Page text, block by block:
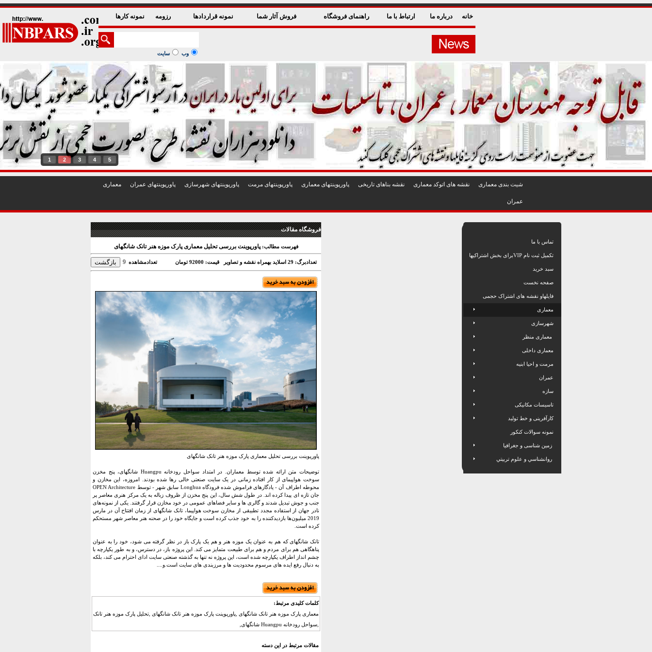
خانه درباره ما ارتباط با ما راهنمای فروشگاه فروش آثار شما نمونه قراردادها رزومه نمونه کارها
وب سایت
1 2 3 4 5
شيت بندی معماری نقشه های اتوکد معماری نقشه بناهای تاريخی پاورپوينتهای معماری پاورپوينتهای مرمت پاورپوينتهای شهرسازی پاورپوينتهای عمران معماری
عمران
فروشگاه مقالات
فهرست مطالب: پاورپوینت بررسی تحلیل معماری پارک موزه هنر تانک شانگهای
تعدادبرگ: 29 اسلاید بهمراه نقشه و تصاویر قیمت: 92000 تومان تعدادمشاهده 9
پاورپوینت بررسی تحلیل معماری پارک موزه هنر تانک شانگهای
توضیحات متن ارائه شده توسط معماران. در امتداد سواحل رودخانه Huangpu شانگهای، پنج مخزن
سوخت هواپیمای از کار افتاده زمانی در یک سایت صنعتی خالی رها شده بودند. امروزه، این مخازن و
محوطه اطراف آن - یادگارهای فراموش شده فرودگاه Longhua سابق شهر - توسط OPEN Architecture
جان تازه ای پیدا کرده اند. در طول شش سال، این پنج مخزن از ظروف زباله به یک مرکز هنری معاصر پر
جنب و جوش تبدیل شدند و گالری ها و سایر فضاهای عمومی در خود مخازن قرار گرفتند. یکی از نمونه‌های
نادر جهان از استفاده مجدد تطبیقی ​​از مخازن سوخت هواپیما، تانک شانگهای از زمان افتتاح آن در مارس
2019 میلیون‌ها بازدیدکننده را به خود جذب کرده است و جایگاه خود را در صحنه هنر معاصر شهر مستحکم
کرده است.
تانک شانگهای که هم به عنوان یک موزه هنر و هم یک پارک باز در نظر گرفته می شود، خود را به عنوان
پناهگاهی هم برای مردم و هم برای طبیعت متمایز می کند. این پروژه باز، در دسترس، و به طور یکپارچه با
چشم انداز اطراف یکپارچه شده است، این پروژه نه تنها به گذشته صنعتی سایت ادای احترام می کند، بلکه
به دنبال رفع ایده های مرسوم محدودیت ها و مرزبندی های سایت است.و....
کلمات کلیدی مرتبط:
معماری پارک موزه هنر تانک شانگهای ,پاورپوینت پارک موزه هنر تانک شانگهای ,تحلیل پارک موزه هنر تانک
,سواحل رودخانه Huangpu شانگهای,
مقالات مرتبط در این دسته
تماس با ما
تکمیل ثبت نام VIPبرای بخش اشتراکیها
سبد خرید
صفحه نخست
فایلهاو نقشه های اشتراک حجمی
معماری
شهرسازی
معماری منظر
معماری داخلی
مرمت و احیا ابنیه
عمران
سازه
تاسیسات مکانیکی
کارآفرینی و خط تولید
نمونه سوالات کنکور
زمین شناسی و جغرافیا
روانشناسي و علوم تربيتي